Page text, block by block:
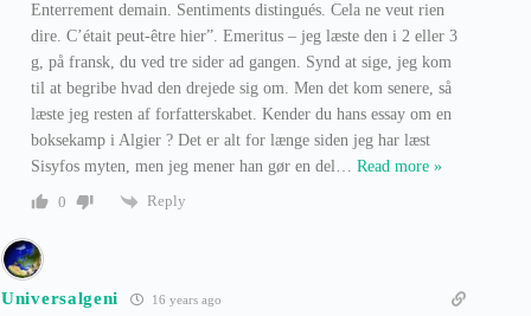
Enterrement demain. Sentiments distingués. Cela ne veut rien
dire. C’était peut-être hier”. Emeritus – jeg læste den i 2 eller 3
g, på fransk, du ved tre sider ad gangen. Synd at sige, jeg kom
til at begribe hvad den drejede sig om. Men det kom senere, så
læste jeg resten af forfatterskabet. Kender du hans essay om en
boksekamp i Algier ? Det er alt for længe siden jeg har læst
Sisyfos myten, men jeg mener han gør en del… Read more »
0
Reply
Universalgeni 16 years ago